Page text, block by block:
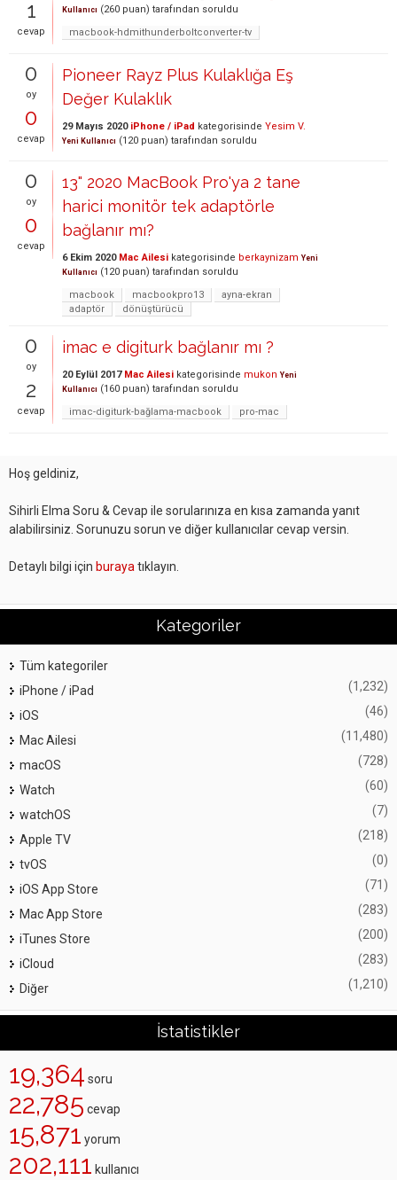
1
cevap
Kullanıcı (260 puan) tarafından soruldu
macbook-hdmithunderboltconverter-tv
0
oy
0
cevap
Pioneer Rayz Plus Kulaklığa Eş
Değer Kulaklık
29 Mayıs 2020 iPhone / iPad kategorisinde Yesim V.
Yeni Kullanıcı (120 puan) tarafından soruldu
0
oy
0
cevap
13" 2020 MacBook Pro'ya 2 tane
harici monitör tek adaptörle
bağlanır mı?
6 Ekim 2020 Mac Ailesi kategorisinde berkaynizam Yeni
Kullanıcı (120 puan) tarafından soruldu
macbook
macbookpro13
ayna-ekran
adaptör
dönüştürücü
0
oy
2
cevap
imac e digiturk bağlanır mı ?
20 Eylül 2017 Mac Ailesi kategorisinde mukon Yeni
Kullanıcı (160 puan) tarafından soruldu
imac-digiturk-bağlama-macbook
pro-mac
Hoş geldiniz,
Sihirli Elma Soru & Cevap ile sorularınıza en kısa zamanda yanıt
alabilirsiniz. Sorunuzu sorun ve diğer kullanıcılar cevap versin.
Detaylı bilgi için buraya tıklayın.
Kategoriler
Tüm kategoriler
iPhone / iPad
(1,232)
iOS (46)
Mac Ailesi (11,480)
macOS (728)
Watch (60)
watchOS (7)
Apple TV (218)
tvOS (0)
iOS App Store (71)
Mac App Store (283)
iTunes Store (200)
iCloud (283)
Diğer (1,210)
İstatistikler
19,364 soru
22,785 cevap
15,871 yorum
202,111 kullanıcı